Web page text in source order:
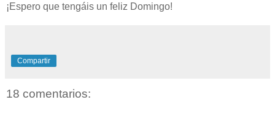
¡Espero que tengáis un feliz Domingo!
Compartir
18 comentarios: